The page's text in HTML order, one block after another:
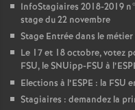
InfoStagiaires 2018-2019
stage du 22 novembre
Stage Entrée dans le
Le 17 et 18 octobre, votez
FSU, le SNUipp-FSU à l’
Elections à l’ESPE : la FSU
Stagiaires : demandez la